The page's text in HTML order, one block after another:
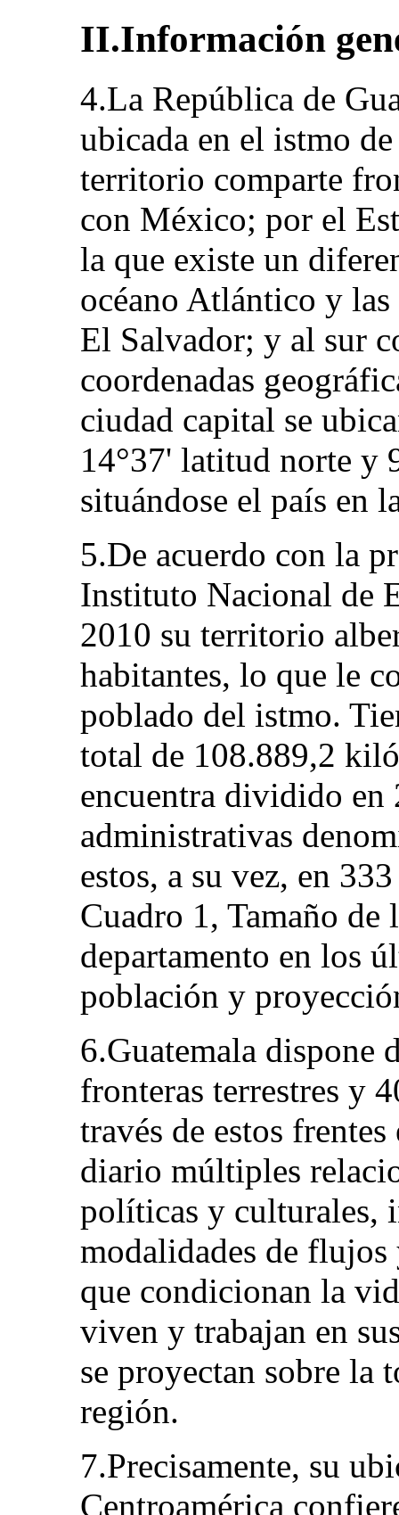
II.Información
4.La República de
ubicada en el istmo
territorio comparte
con México; por el
la que existe un
océano Atlántico y
El Salvador; y al sur
coordenadas
ciudad capital se
14°37' latitud norte y
situándose el país en
5.De acuerdo con la
Instituto Nacional de
2010 su territorio
habitantes, lo que le
poblado del istmo.
total de 108.889,2
encuentra dividido
administrativas
estos, a su vez, en
Cuadro 1, Tamaño
departamento en los
población y
6.Guatemala dispone
fronteras terrestres y
través de estos
diario múltiples
políticas y culturales,
modalidades de
que condicionan la
viven y trabajan en
se proyectan sobre la
región.
7.Precisamente, su
Centroamérica